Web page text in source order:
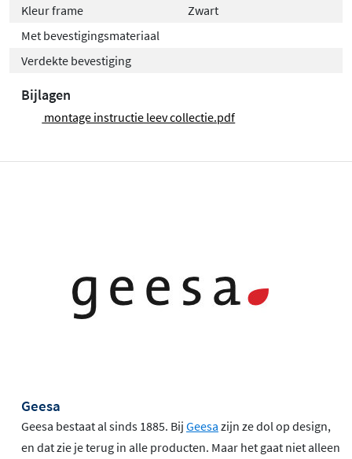
Kleur frame
Zwart
Met bevestigingsmateriaal
Verdekte bevestiging
Bijlagen
montage instructie leev collectie.pdf
Geesa
Geesa bestaat al sinds 1885. Bij Geesa zijn ze dol op design,
en dat zie je terug in alle producten. Maar het gaat niet alleen